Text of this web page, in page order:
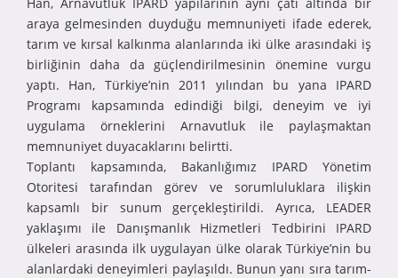
araya gelmesinden duyduğu memnuniyeti ifade ederek,
tarım ve kırsal kalkınma alanlarında iki ülke arasındaki iş
birliğinin daha da güçlendirilmesinin önemine vurgu
yaptı. Han, Türkiye’nin 2011 yılından bu yana IPARD
Programı kapsamında edindiği bilgi, deneyim ve iyi
uygulama örneklerini Arnavutluk ile paylaşmaktan
memnuniyet duyacaklarını belirtti.
Toplantı kapsamında, Bakanlığımız IPARD Yönetim
Otoritesi tarafından görev ve sorumluluklara ilişkin
kapsamlı bir sunum gerçekleştirildi. Ayrıca, LEADER
yaklaşımı ile Danışmanlık Hizmetleri Tedbirini IPARD
ülkeleri arasında ilk uygulayan ülke olarak Türkiye’nin bu
alanlardaki deneyimleri paylaşıldı. Bunun yanı sıra tarım-